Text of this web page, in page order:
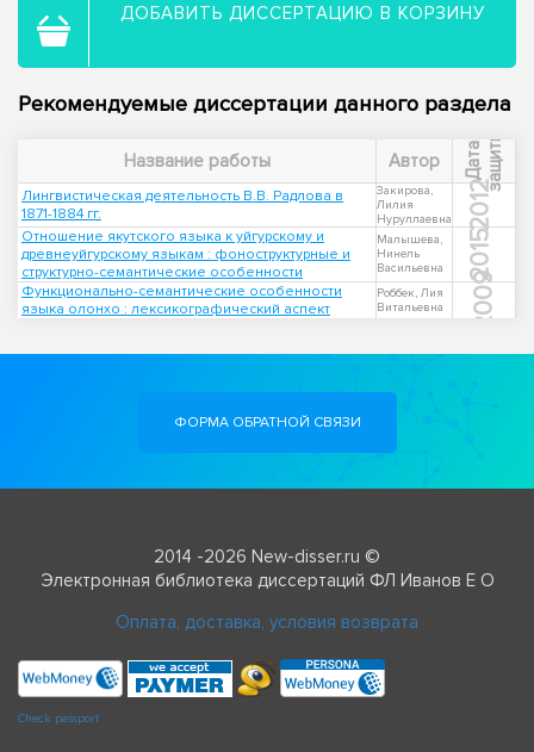
ДОБАВИТЬ ДИССЕРТАЦИЮ В КОРЗИНУ
Рекомендуемые диссертации данного раздела
Название работы Автор Д
а
т
а
з
а
щ
и
т ы
Лингвистическая деятельность В.В. Радлова в
1871-1884 гг.
Закирова,
Лилия
Нуруллаевна
2012
Отношение якутского языка к уйгурскому и
древнеуйгурскому языкам : фоноструктурные и
структурно-семантические особенности
Малышева,
Нинель
Васильевна
2015
Функционально-семантические особенности
языка олонхо : лексикографический аспект
Роббек, Лия
Витальевна
2009
ФОРМА ОБРАТНОЙ СВЯЗИ
2014 -2026 New-disser.ru ©
Электронная библиотека диссертаций ФЛ Иванов Е О
Оплата, доставка, условия возврата
Check passport